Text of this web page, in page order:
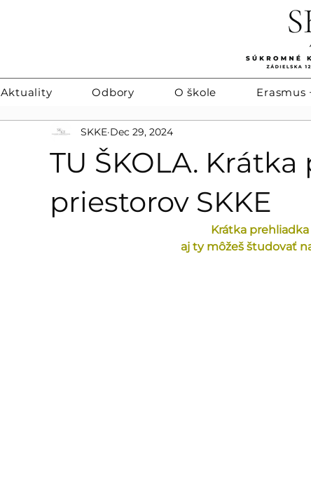
Aktuality Odbory O škole Erasmus
TU ŠKOLA.
priestorov SKKE
SKKE Dec 29, 2024
Krátka prehliadka
aj ty môžeš študovať